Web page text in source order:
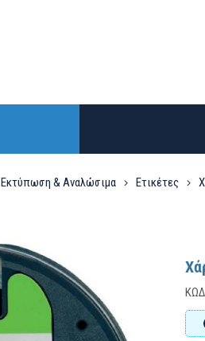
Εκτύπωση & Αναλώσιμα Ετικέτες